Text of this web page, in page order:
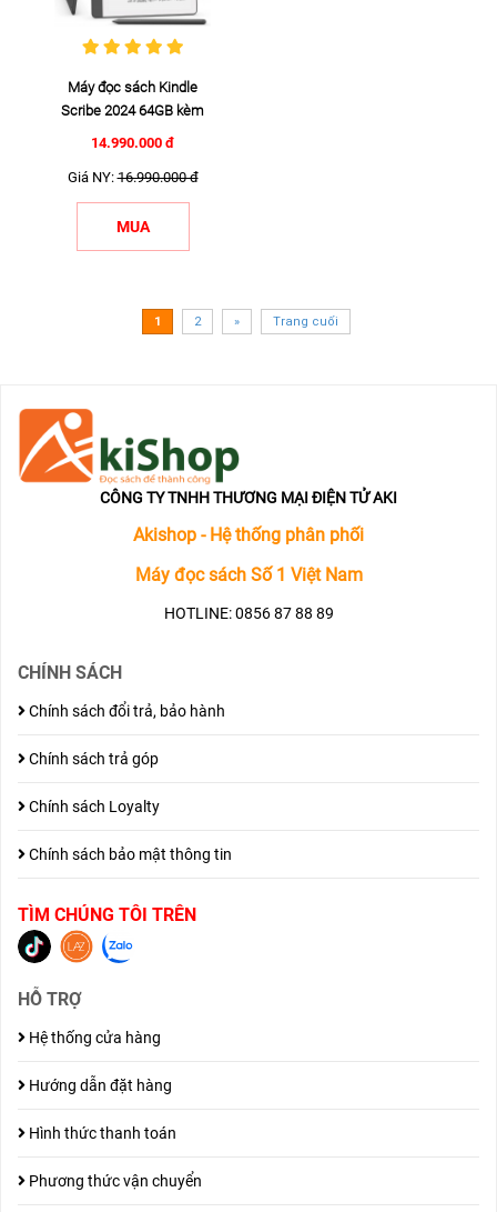
Máy đọc sách Kindle
Scribe 2024 64GB kèm
bút cao ...
14.990.000 đ
Giá NY:16.990.000 đ
MUA
1 2 » Trang cuối
CÔNG TY TNHH THƯƠNG MẠI ĐIỆN TỬ AKI
Akishop - Hệ thống phân phối
Máy đọc sách Số 1 Việt Nam
HOTLINE: 0856 87 88 89
CHÍNH SÁCH
Chính sách đổi trả, bảo hành
Chính sách trả góp
Chính sách Loyalty
Chính sách bảo mật thông tin
TÌM CHÚNG TÔI TRÊN
HỖ TRỢ
Hệ thống cửa hàng
Hướng dẫn đặt hàng
Hình thức thanh toán
Phương thức vận chuyển